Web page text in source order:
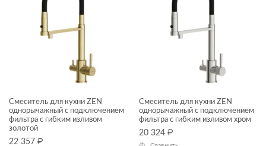
смесители
ТИП ПРОДУКТА
смесители
Смеситель для кухни ZEN
однорычажный с подключением
фильтра с гибким изливом
золотой
22 357 ₽
Смеситель для кухни ZEN
однорычажный с подключением
фильтра с гибким изливом хром
20 324 ₽